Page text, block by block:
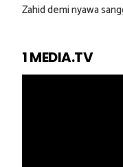
Zahid demi nyawa
1 MEDIA.TV